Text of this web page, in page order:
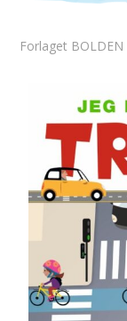
Forlaget BOLDEN